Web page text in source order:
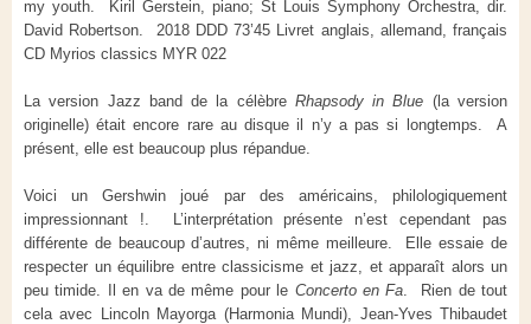
my youth. Kiril Gerstein, piano; St Louis Symphony Orchestra, dir.
David Robertson. 2018 DDD 73’45 Livret anglais, allemand, français
CD Myrios classics MYR 022
La version Jazz band de la célèbre Rhapsody in Blue (la version
originelle) était encore rare au disque il n’y a pas si longtemps. A
présent, elle est beaucoup plus répandue.
Voici un Gershwin joué par des américains, philologiquement
impressionnant !. L’interprétation présente n’est cependant pas
différente de beaucoup d’autres, ni même meilleure. Elle essaie de
respecter un équilibre entre classicisme et jazz, et apparaît alors un
peu timide. Il en va de même pour le Concerto en Fa . Rien de tout
cela avec Lincoln Mayorga (Harmonia Mundi), Jean-Yves Thibaudet